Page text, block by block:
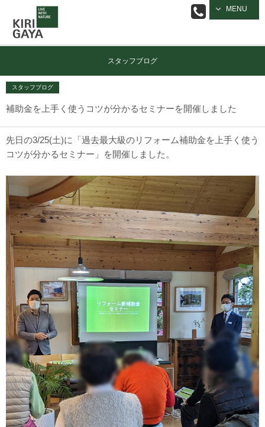
MENU
逗子の工務店
｜キリガヤ
スタッフブログ
スタッフブログ
補助金を上手く使うコツが分かるセミナーを開催しました
先日の3/25(土)に「過去最大級のリフォーム補助金を上手く使う
コツが分かるセミナー」を開催しました。